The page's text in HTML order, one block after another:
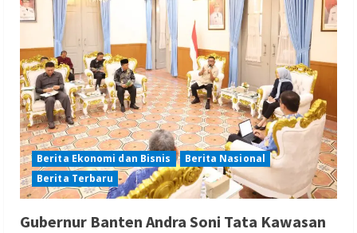
Berita Ekonomi dan Bisnis
Berita Nasional
Berita Terbaru
Gubernur Banten Andra Soni Tata Kawasan